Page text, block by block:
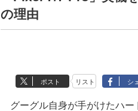
の理由
ポスト リスト シ
グーグル自身が手がけたハー